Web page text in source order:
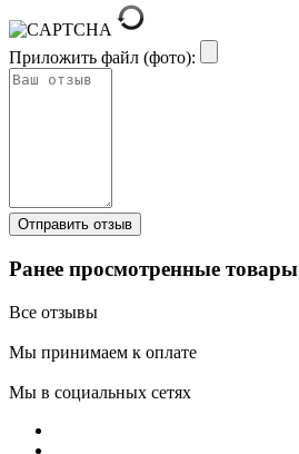
Приложить файл (фото):
Ранее просмотренные товары
Все отзывы
Мы принимаем к оплате
Мы в социальных сетях